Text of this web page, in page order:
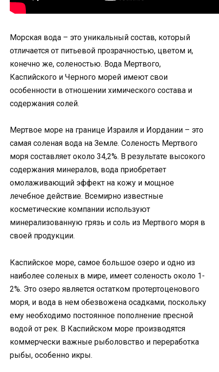
Морская вода – это уникальный состав, который
отличается от питьевой прозрачностью, цветом и,
конечно же, соленостью. Вода Мертвого,
Каспийского и Черного морей имеют свои
особенности в отношении химического состава и
содержания солей.
Мертвое море на границе Израиля и Иордании – это
самая соленая вода на Земле. Соленость Мертвого
моря составляет около 34,2%. В результате высокого
содержания минералов, вода приобретает
омолаживающий эффект на кожу и мощное
лечебное действие. Всемирно известные
косметические компании используют
минерализованную грязь и соль из Мертвого моря в
своей продукции.
Каспийское море, самое большое озеро и одно из
наиболее соленых в мире, имеет соленость около 1-
2%. Это озеро является остатком протертоценового
моря, и вода в нем обезвожена осадками, поскольку
ему необходимо постоянное пополнение пресной
водой от рек. В Каспийском море производятся
коммерчески важные рыболовство и переработка
рыбы, особенно икры.